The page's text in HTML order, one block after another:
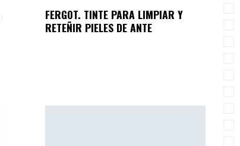
FERGOT. TINTE PARA LIMPIAR Y
RETEÑIR PIELES DE ANTE